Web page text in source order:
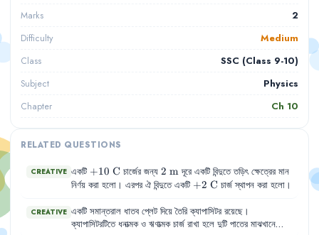
Marks 2
Difficulty Medium
Class SSC (Class 9-10)
Subject Physics
Chapter Ch 10
RELATED QUESTIONS
CREATIVE একটি +10\text{
C}
+10 C চার্জের জন্য 2\text{
m}
2 mদূরে একটি বিন্দুতে তড়িৎ ক্ষেত্রের মান
নির্ণয় করা হলো। এরপর ঐ বিন্দুতে একটি +2\text{
+2 C চার্জ স্থাপন করা হলো।
CREATIVE একটি সমান্তরাল ধাতব প্লেট দিয়ে তৈরি ক্যাপাসিটর রয়েছে ।
ক্যাপাসিটরটিতে ধনাত্মক ও ঋণাত্মক চার্জ রাখা হলে দুটি পাতের মাঝখানে